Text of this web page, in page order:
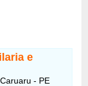
e
- PE